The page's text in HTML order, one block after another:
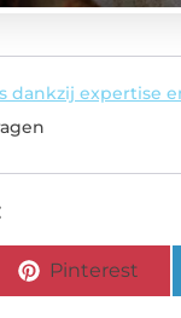
dankzij expertise
Pinterest